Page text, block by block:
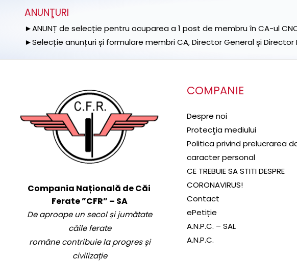
ANUNŢURI
►ANUNȚ de selecție pentru ocuparea a 1 post de membru în CA-ul
►Selecție anunțuri și formulare membri CA, Director General și Director
Compania Națională de Căi
Ferate ”CFR” – SA
De aproape un secol și jumătate
căile ferate
române contribuie la progres și
civilizație
COMPANIE
Despre noi
Protecţia mediului
Politica privind prelucrarea
caracter personal
CE TREBUIE SA STITI DESPRE
CORONAVIRUS!
Contact
ePetiție
A.N.P.C. – SAL
A.N.P.C.